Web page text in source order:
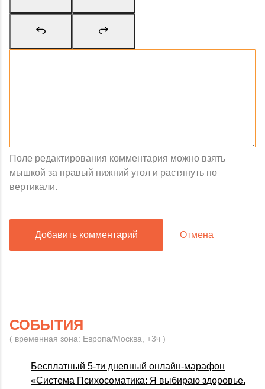
Поле редактирования комментария можно взять
мышкой за правый нижний угол и растянуть по
вертикали.
Добавить комментарий Отмена
СОБЫТИЯ
( временная зона: Европа/Москва, +3ч )
Бесплатный 5-ти дневный онлайн-марафон
«Система Психосоматика: Я выбираю здоровье.